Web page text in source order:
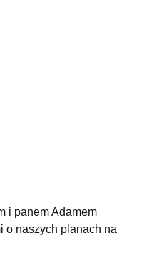
i panem Adamem
o naszych planach na